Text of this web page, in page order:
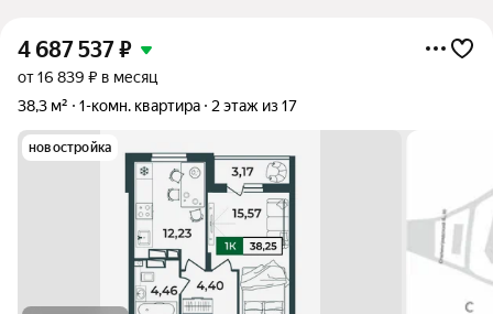
4 687 537₽
от 16 839 ₽ в месяц
38,3 м²
1-комн. квартира 2 этаж из 17
новостройка